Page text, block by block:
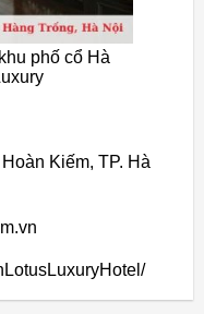
phố cổ Hà
Kiếm, TP. Hà